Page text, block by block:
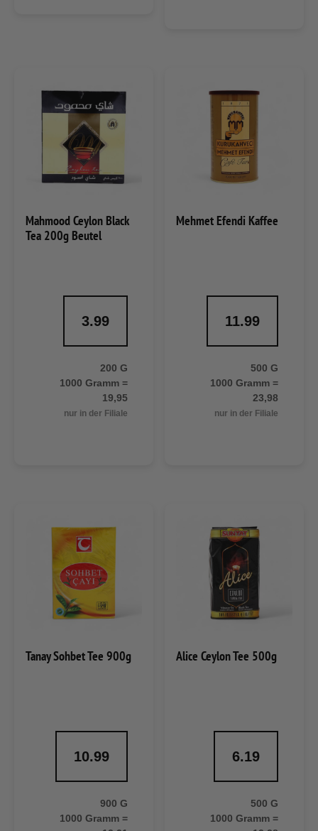
Mahmood Ceylon Black
Tea 200g Beutel
3.99
200 G
1000 Gramm =
19,95
nur in der Filiale
Mehmet Efendi Kaffee
11.99
500 G
1000 Gramm =
23,98
nur in der Filiale
Tanay Sohbet Tee 900g
10.99
900 G
1000 Gramm =
Alice Ceylon Tee 500g
6.19
500 G
1000 Gramm =